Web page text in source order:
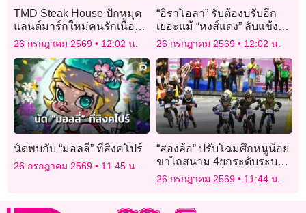
TMD Steak House ปักหมุด
แลนด์มาร์กใหม่คนรักเนื้อ
เปิดให้บริการวันแรกแล้วที่
เขาใหญ่ ย้ายความอร่อยจาก
ปทุมธานีสู่ธรรมชาติสุดฟิน
26 กรกฎาคม 2569 12:02 น.
“อิราโอลา” รับต้องปรับอีก
เยอะแม้ “หงส์แดง” ลับแข้ง
สยบ “แมวดำ”
26 กรกฎาคม 2569 12:02 น.
นัดพบกับ “มอลลี่” ที่สิงคโปร์
26 กรกฎาคม 2569 11:45 น.
“สองล้อ” ปรับโฉมศึกหนูน้อย
ขาไถสนาม 4ยกระดับระบบส
ตาร์ต พร้อมเพิ่มรอบรองฯมี
ของรางวัลให้นักกีฬาลุ้นจับ
26 กรกฎาคม 2569 11:44 น.